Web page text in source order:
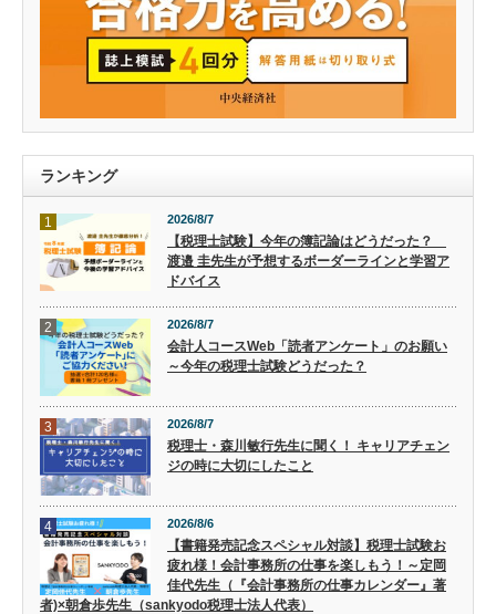
ランキング
1 2026/8/7
【税理士試験】今年の簿記論はどうだった？
渡邉 圭先生が予想するボーダーラインと学習ア
ドバイス
2 2026/8/7
会計人コースWeb「読者アンケート」のお願い
～今年の税理士試験どうだった？
3 2026/8/7
税理士・森川敏行先生に聞く！ キャリアチェン
ジの時に大切にしたこと
4 2026/8/6
【書籍発売記念スペシャル対談】税理士試験お
疲れ様！会計事務所の仕事を楽しもう！～定岡
佳代先生（『会計事務所の仕事カレンダー』著
者)×朝倉歩先生（sankyodo税理士法人代表）